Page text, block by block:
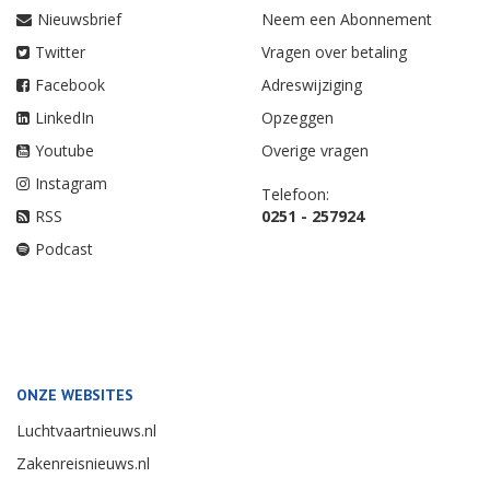
Nieuwsbrief
Twitter
Facebook
LinkedIn
Youtube
Instagram
RSS
Podcast
Neem een Abonnement
Vragen over betaling
Adreswijziging
Opzeggen
Overige vragen
Telefoon:
0251 - 257924
ONZE WEBSITES
Luchtvaartnieuws.nl
Zakenreisnieuws.nl